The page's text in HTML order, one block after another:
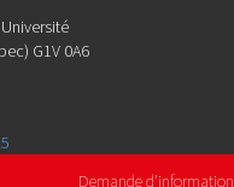
G1V 0A6
Demande d'information